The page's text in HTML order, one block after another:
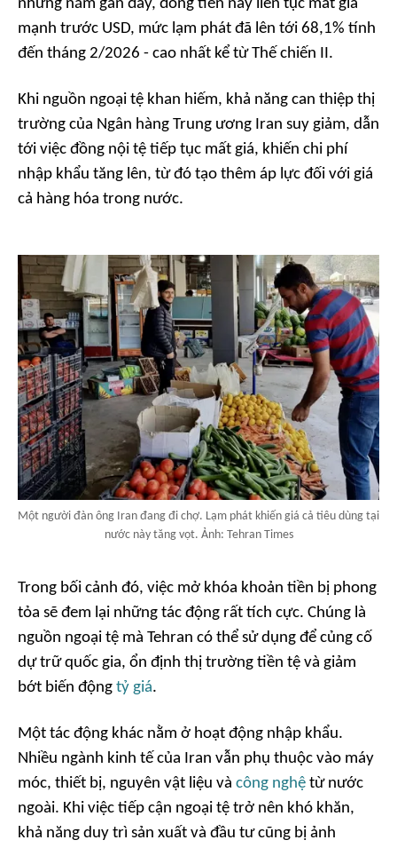
những năm gần đây, đồng tiền này liên tục mất giá
mạnh trước USD, mức lạm phát đã lên tới 68,1% tính
đến tháng 2/2026 - cao nhất kể từ Thế chiến II.
Khi nguồn ngoại tệ khan hiếm, khả năng can thiệp thị
trường của Ngân hàng Trung ương Iran suy giảm, dẫn
tới việc đồng nội tệ tiếp tục mất giá, khiến chi phí
nhập khẩu tăng lên, từ đó tạo thêm áp lực đối với giá
cả hàng hóa trong nước.
Một người đàn ông Iran đang đi chợ. Lạm phát khiến giá cả tiêu dùng tại
nước này tăng vọt. Ảnh: Tehran Times
Trong bối cảnh đó, việc mở khóa khoản tiền bị phong
tỏa sẽ đem lại những tác động rất tích cực. Chúng là
nguồn ngoại tệ mà Tehran có thể sử dụng để củng cố
dự trữ quốc gia, ổn định thị trường tiền tệ và giảm
bớt biến động tỷ giá.
Một tác động khác nằm ở hoạt động nhập khẩu.
Nhiều ngành kinh tế của Iran vẫn phụ thuộc vào máy
móc, thiết bị, nguyên vật liệu và công nghệ từ nước
ngoài. Khi việc tiếp cận ngoại tệ trở nên khó khăn,
khả năng duy trì sản xuất và đầu tư cũng bị ảnh